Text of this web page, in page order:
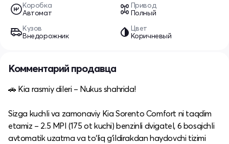
Коробка
Автомат
Привод
Полный
Кузов
Внедорожник
Цвет
Коричневый
Комментарий продавца
🚗 Kia rasmiy dileri – Nukus shahrida!
Sizga kuchli va zamonaviy Kia Sorento Comfort ni taqdim
etamiz – 2.5 MPI (175 ot kuchi) benzinli dvigatel, 6 bosqichli
avtomatik uzatma va to‘liq g‘ildirakdan haydovchi tizimi